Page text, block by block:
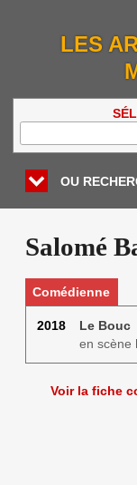
LES
OU
Salomé
Comédienne
2018 Le Bouc
en scène
Voir la fiche